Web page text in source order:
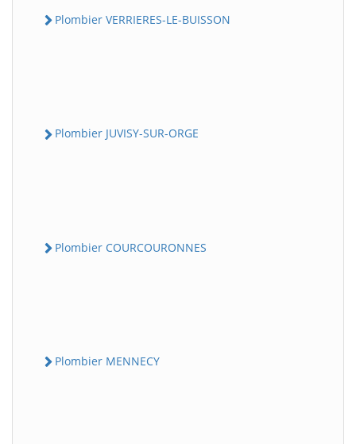
Plombier VERRIERES-LE-BUISSON
Plombier JUVISY-SUR-ORGE
Plombier COURCOURONNES
Plombier MENNECY